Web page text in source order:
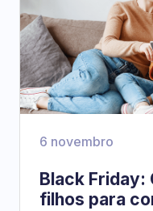
6 novembro
Black Friday:
filhos para